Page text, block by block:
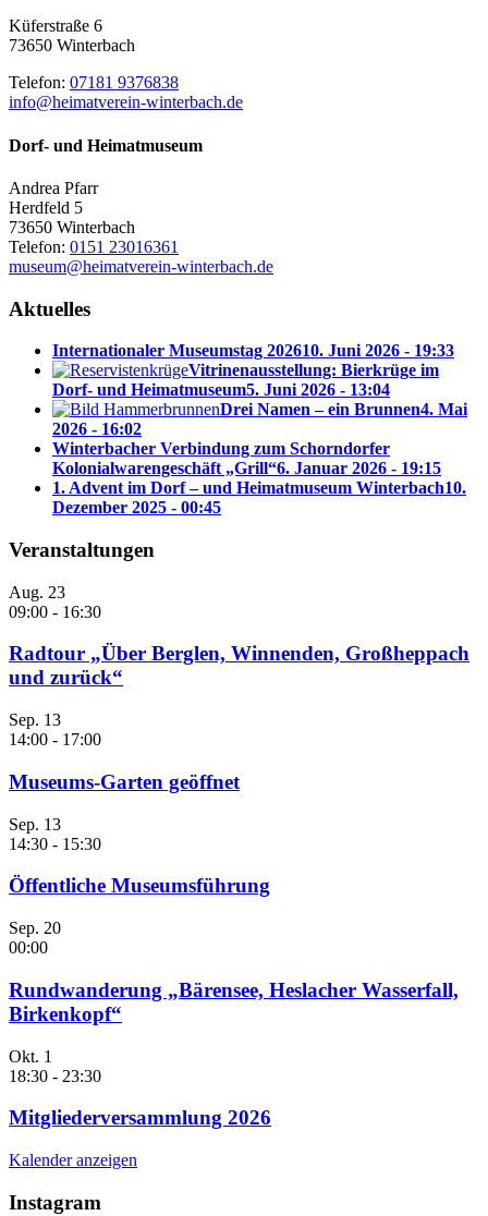
Küferstraße 6
73650 Winterbach
Telefon: 07181 9376838
info@heimatverein-winterbach.de
Dorf- und Heimatmuseum
Andrea Pfarr
Herdfeld 5
73650 Winterbach
Telefon: 0151 23016361
museum@heimatverein-winterbach.de
Aktuelles
Internationaler Museumstag 202610. Juni 2026 - 19:33
Vitrinenausstellung: Bierkrüge im
Dorf- und Heimatmuseum5. Juni 2026 - 13:04
Drei Namen – ein Brunnen4. Mai
2026 - 16:02
Winterbacher Verbindung zum Schorndorfer
Kolonialwarengeschäft „Grill“6. Januar 2026 - 19:15
1. Advent im Dorf – und Heimatmuseum Winterbach10.
Dezember 2025 - 00:45
Veranstaltungen
Aug. 23
09:00 - 16:30
Radtour „Über Berglen, Winnenden, Großheppach
und zurück“
Sep. 13
14:00 - 17:00
Museums-Garten geöffnet
Sep. 13
14:30 - 15:30
Öffentliche Museumsführung
Sep. 20
00:00
Rundwanderung „Bärensee, Heslacher Wasserfall,
Birkenkopf“
Okt. 1
18:30 - 23:30
Mitgliederversammlung 2026
Kalender anzeigen
Instagram